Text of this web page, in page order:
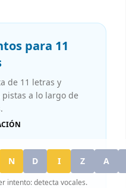
para 11
de 11 letras y
a lo largo de
N D I Z A
intento: detecta vocales.